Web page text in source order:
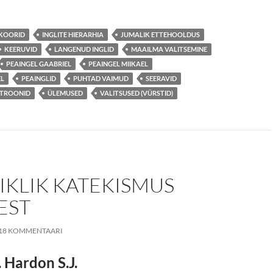
INGLITE HIERARHIA
JUMALIK ETTEHOOLDUS
KEERUVID LANGENUD INGLID
MAAILMA VALITSEMINE
PEAINGEL GAABRIEL
PEAINGEL MIIKAEL
PEAINGLID PUHTAD VAIMUD
SEERAVID
TROONID ÜLEMUSED VALITSUSED (VÜRSTID)
KATEKISMUS
KOMMENTAARI
S.J.